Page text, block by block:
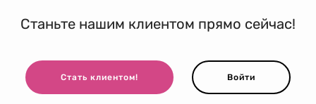
Станьте нашим клиентом прямо сейчас!
Стать клиентом! Войти